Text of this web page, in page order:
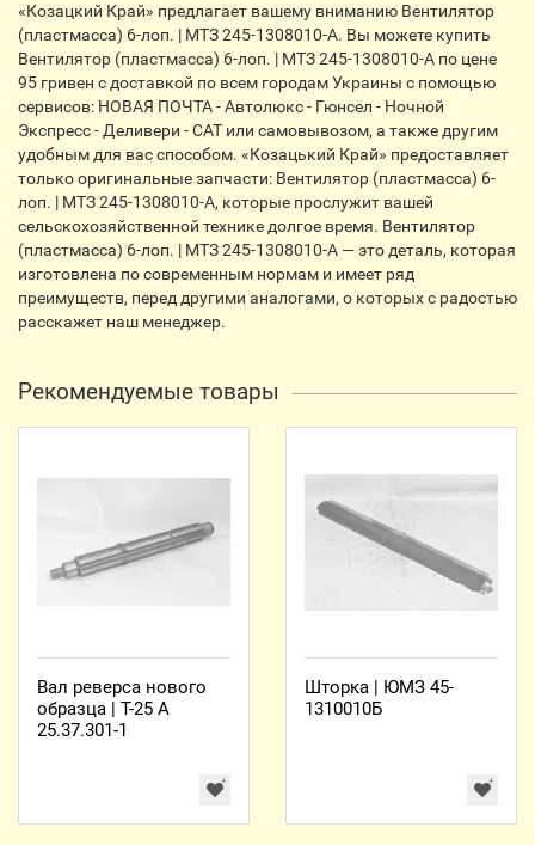
«Козацкий Край» предлагает вашему вниманию Вентилятор
(пластмасса) 6-лоп. | МТЗ 245-1308010-А. Вы можете купить
Вентилятор (пластмасса) 6-лоп. | МТЗ 245-1308010-А по цене
95 гривен с доставкой по всем городам Украины с помощью
сервисов: НОВАЯ ПОЧТА - Автолюкс - Гюнсел - Ночной
Экспресс - Деливери - CАТ или самовывозом, а также другим
удобным для вас способом. «Козацький Край» предоставляет
только оригинальные запчасти: Вентилятор (пластмасса) 6-
лоп. | МТЗ 245-1308010-А, которые прослужит вашей
сельскохозяйственной технике долгое время. Вентилятор
(пластмасса) 6-лоп. | МТЗ 245-1308010-А — это деталь, которая
изготовлена по современным нормам и имеет ряд
преимуществ, перед другими аналогами, о которых с радостью
расскажет наш менеджер.
Рекомендуемые товары
Вал реверса нового
образца | Т-25 А
25.37.301-1
Шторка | ЮМЗ 45-
1310010Б